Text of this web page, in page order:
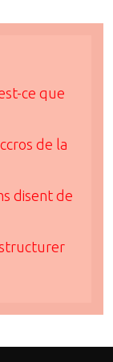
ce que
de la
disent de
structurer